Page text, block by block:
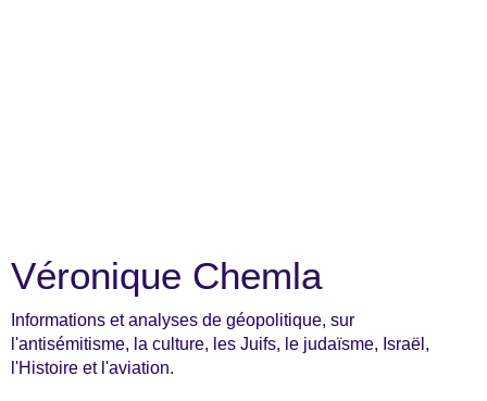
Véronique Chemla
Informations et analyses de géopolitique, sur
l'antisémitisme, la culture, les Juifs, le judaïsme, Israël,
l'Histoire et l'aviation.